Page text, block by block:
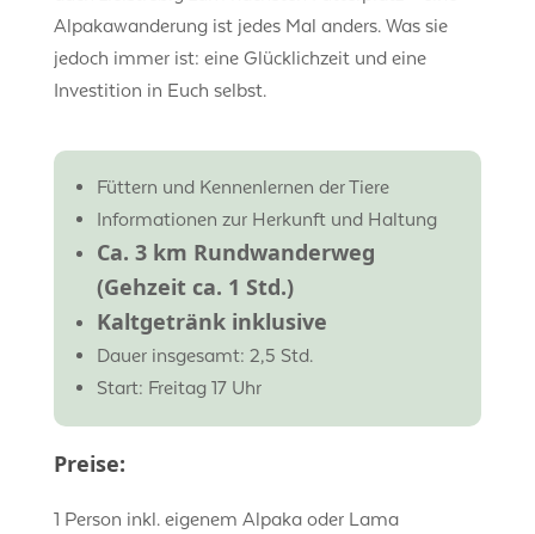
Alpakawanderung ist jedes Mal anders. Was sie
jedoch immer ist: eine Glücklichzeit und eine
Investition in Euch selbst.
Füttern und Kennenlernen der Tiere
Informationen zur Herkunft und Haltung
Ca. 3 km Rundwanderweg
(Gehzeit ca. 1 Std.)
Kaltgetränk inklusive
Dauer insgesamt: 2,5 Std.
Start: Freitag 17 Uhr
Preise:
1 Person inkl. eigenem Alpaka oder Lama